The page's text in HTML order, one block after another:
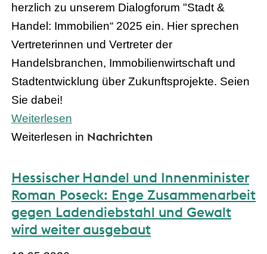
herzlich zu unserem Dialogforum "Stadt &
Handel: Immobilien“ 2025 ein. Hier sprechen
Vertreterinnen und Vertreter der
Handelsbranchen, Immobilienwirtschaft und
Stadtentwicklung über Zukunftsprojekte. Seien
Sie dabei!
Weiterlesen
Weiterlesen in Nachrichten
Hessischer Handel und Innenminister
Roman Poseck: Enge Zusammenarbeit
gegen Ladendiebstahl und Gewalt
wird weiter ausgebaut